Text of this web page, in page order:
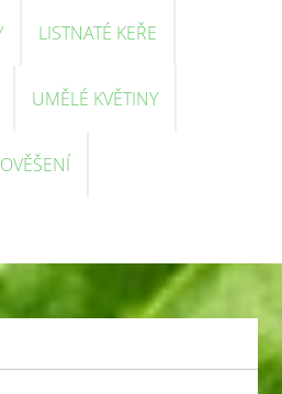
LISTNATÉ KEŘE
UMĚLÉ KVĚTINY